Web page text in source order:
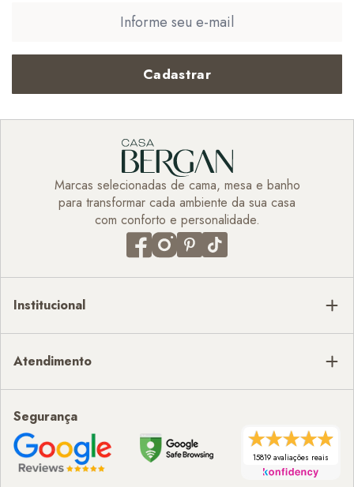
Cadastrar
Marcas selecionadas de cama, mesa e banho
para transformar cada ambiente da sua casa
com conforto e personalidade.
Institucional
Atendimento
Segurança
15819 avaliações reais